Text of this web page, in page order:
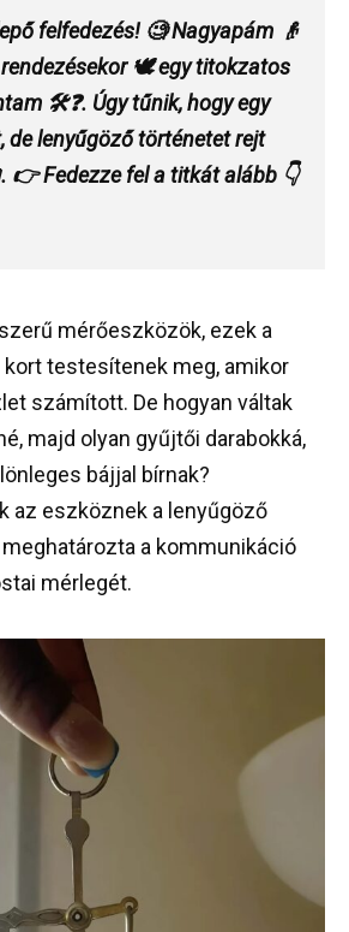
felfedezés! 🧐 Nagyapám 👴
🕊️ egy titokzatos
🛠️❓. Úgy tűnik, hogy egy
de lenyűgöző történetet rejt
Fedezze fel a titkát alább 👇
mérőeszközök, ezek a
kort testesítenek meg, amikor
számított. De hogyan váltak
majd olyan gyűjtői darabokká,
bájjal bírnak?
az eszköznek a lenyűgöző
a kommunikáció
mérlegét.